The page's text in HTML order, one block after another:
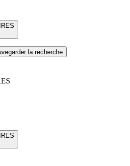
la recherche